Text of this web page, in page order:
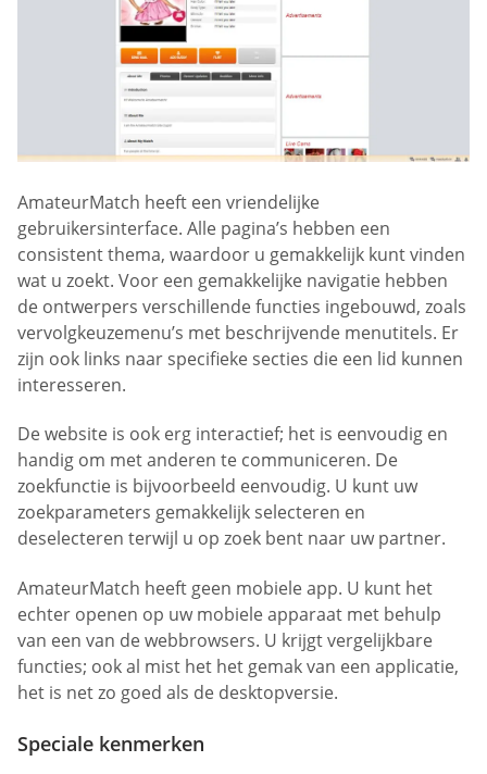
AmateurMatch heeft een vriendelijke
gebruikersinterface. Alle pagina’s hebben een
consistent thema, waardoor u gemakkelijk kunt vinden
wat u zoekt. Voor een gemakkelijke navigatie hebben
de ontwerpers verschillende functies ingebouwd, zoals
vervolgkeuzemenu’s met beschrijvende menutitels. Er
zijn ook links naar specifieke secties die een lid kunnen
interesseren.
De website is ook erg interactief; het is eenvoudig en
handig om met anderen te communiceren. De
zoekfunctie is bijvoorbeeld eenvoudig. U kunt uw
zoekparameters gemakkelijk selecteren en
deselecteren terwijl u op zoek bent naar uw partner.
AmateurMatch heeft geen mobiele app. U kunt het
echter openen op uw mobiele apparaat met behulp
van een van de webbrowsers. U krijgt vergelijkbare
functies; ook al mist het het gemak van een applicatie,
het is net zo goed als de desktopversie.
Speciale kenmerken